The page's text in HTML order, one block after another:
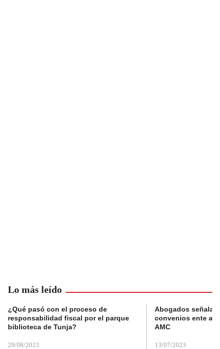
Lo más leído
¿Qué pasó con el proceso de
responsabilidad fiscal por el parque
biblioteca de Tunja?
29/08/2023
Abogados
convenios ente
AMC
13/07/2023